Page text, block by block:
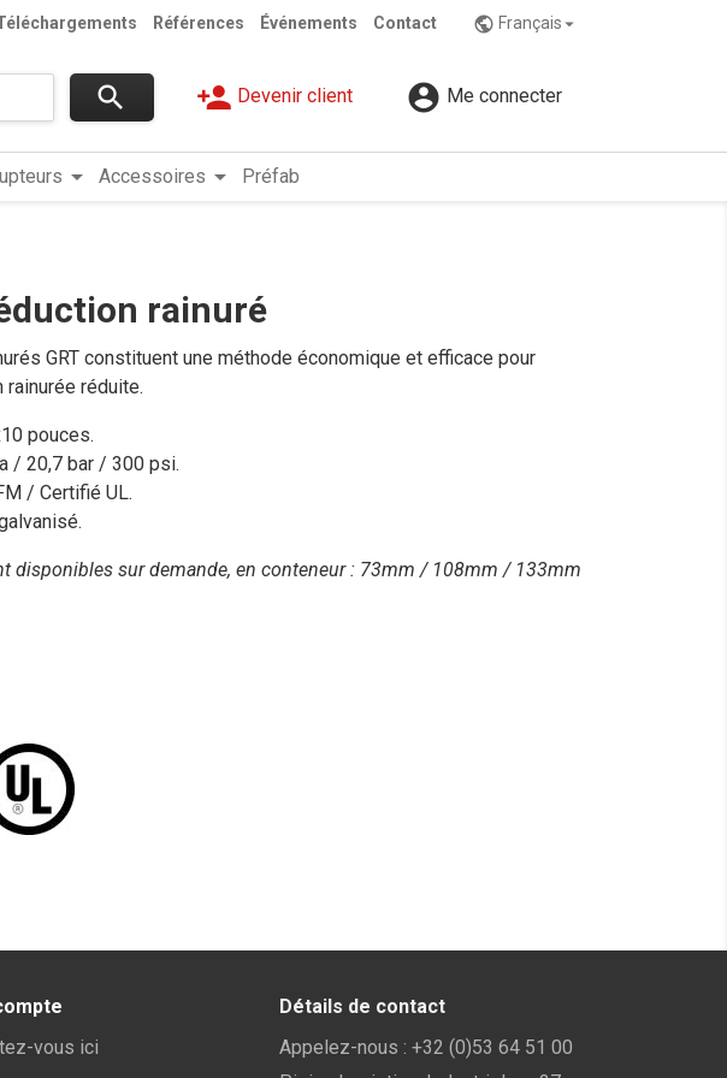
Références Événements Contact public Français
person_add Devenir client  Me connecter
search
arrow_drop_down Accessoires arrow_drop_down Préfab
rainuré
GRT constituent une méthode économique et efficace pour
rainurée réduite.
pouces.
/ 20,7 bar / 300 psi.
/ Certifié UL.
disponibles sur demande, en conteneur : 73mm / 108mm / 133mm
vous ici
Détails de contact
Appelez-nous : +32 (0)53 64 51 00